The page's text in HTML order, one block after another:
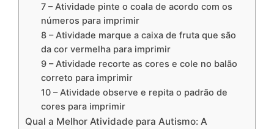
7 – Atividade pinte o coala de acordo com os
números para imprimir
8 – Atividade marque a caixa de fruta que são
da cor vermelha para imprimir
9 – Atividade recorte as cores e cole no balão
correto para imprimir
10 – Atividade observe e repita o padrão de
cores para imprimir
Qual a Melhor Atividade para Autismo: A